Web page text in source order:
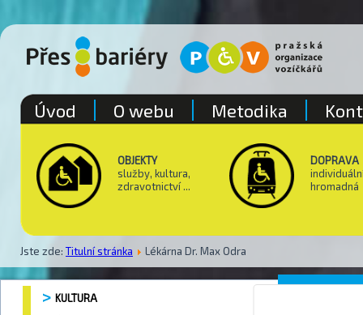
OBJEKTY
služby, kultura,
zdravotnictví ...
DOPRAVA
hromadná
Jste zde: Titulní stránka Lékárna Dr. Max Odra
Úvod O webu Metodika
KULTURA